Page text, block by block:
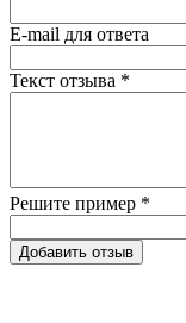
E-mail для ответа
Текст отзыва *
Решите пример *
Добавить отзыв